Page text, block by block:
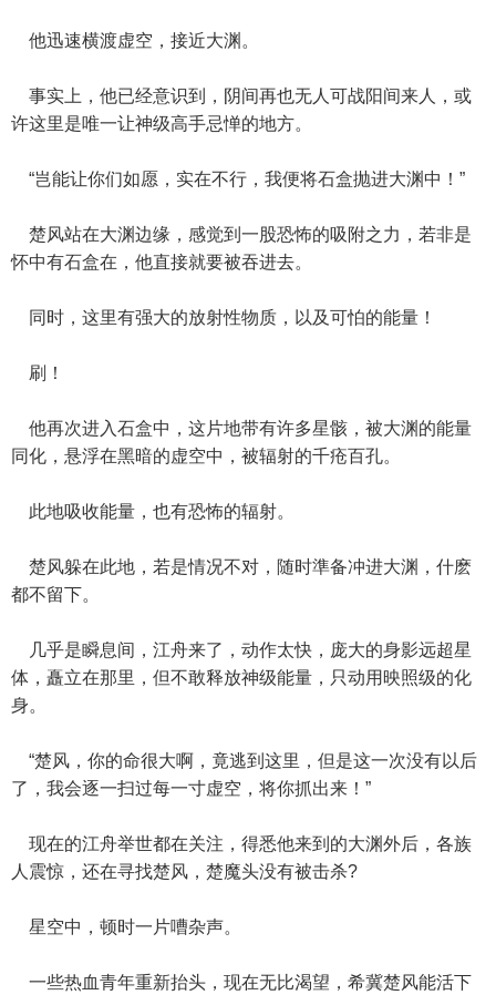
他迅速横渡虚空，接近大渊。
事实上，他已经意识到，阴间再也无人可战阳间来人，或
许这里是唯一让神级高手忌惮的地方。
“岂能让你们如愿，实在不行，我便将石盒抛进大渊中！”
楚风站在大渊边缘，感觉到一股恐怖的吸附之力，若非是
怀中有石盒在，他直接就要被吞进去。
同时，这里有强大的放射性物质，以及可怕的能量！
刷！
他再次进入石盒中，这片地带有许多星骸，被大渊的能量
同化，悬浮在黑暗的虚空中，被辐射的千疮百孔。
此地吸收能量，也有恐怖的辐射。
楚风躲在此地，若是情况不对，随时準备冲进大渊，什麽
都不留下。
几乎是瞬息间，江舟来了，动作太快，庞大的身影远超星
体，矗立在那里，但不敢释放神级能量，只动用映照级的化
身。
“楚风，你的命很大啊，竟逃到这里，但是这一次没有以后
了，我会逐一扫过每一寸虚空，将你抓出来！”
现在的江舟举世都在关注，得悉他来到的大渊外后，各族
人震惊，还在寻找楚风，楚魔头没有被击杀?
星空中，顿时一片嘈杂声。
一些热血青年重新抬头，现在无比渴望，希冀楚风能活下